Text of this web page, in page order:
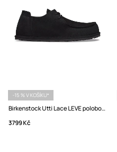
-15 % V KOŠÍKU*
Birkenstock Utti Lace LEVE polobotky pánské semišové
3799 Kč